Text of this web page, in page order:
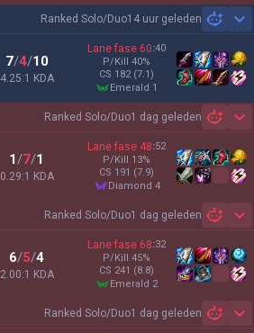
Ranked Solo/Duo14 uur geleden
7/4/10
4.25:1 KDA
Lane fase 60:40
P/Kill 40%
CS 182 (7.1)
emerald 1
Ranked Solo/Duo1 dag geleden
1/7/1
0.29:1 KDA
Lane fase 48:52
P/Kill 13%
CS 191 (7.9)
diamond 4
Ranked Solo/Duo1 dag geleden
6/5/4
2.00:1 KDA
Lane fase 68:32
P/Kill 45%
CS 241 (8.8)
emerald 2
Ranked Solo/Duo1 dag geleden